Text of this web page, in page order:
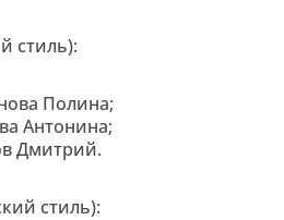
стиль):
Полина;
Антонина;
Дмитрий.
стиль):